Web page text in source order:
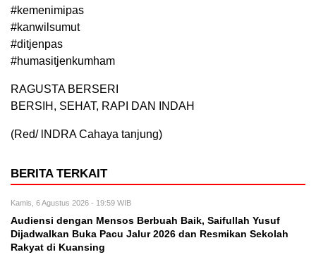
#kemenimipas
#kanwilsumut
#ditjenpas
#humasitjenkumham
RAGUSTA BERSERI
BERSIH, SEHAT, RAPI DAN INDAH
(Red/ lNDRA Cahaya tanjung)
BERITA TERKAIT
Kamis, 6 Agustus 2026 - 19:59 WIB
Audiensi dengan Mensos Berbuah Baik, Saifullah Yusuf
Dijadwalkan Buka Pacu Jalur 2026 dan Resmikan Sekolah
Rakyat di Kuansing